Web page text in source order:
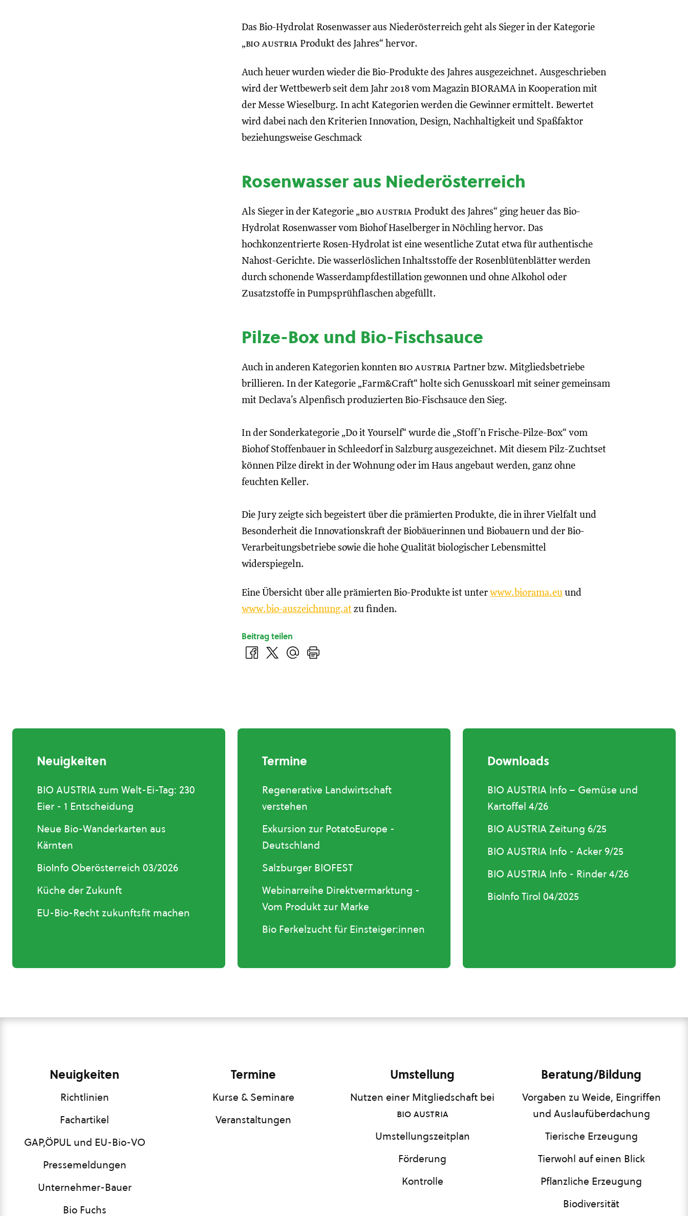
Das Bio-Hydrolat Rosenwasser aus Niederösterreich geht als Sieger in der Kategorie
„bio austria Produkt des Jahres“ hervor.
Auch heuer wurden wieder die Bio-Produkte des Jahres ausgezeichnet. Ausgeschrieben
wird der Wettbewerb seit dem Jahr 2018 vom Magazin BIORAMA in Kooperation mit
der Messe Wieselburg. In acht Kategorien werden die Gewinner ermittelt. Bewertet
wird dabei nach den Kriterien Innovation, Design, Nachhaltigkeit und Spaßfaktor
beziehungsweise Geschmack
Rosenwasser aus Niederösterreich
Als Sieger in der Kategorie „bio austria Produkt des Jahres“ ging heuer das Bio-
Hydrolat Rosenwasser vom Biohof Haselberger in Nöchling hervor. Das
hochkonzentrierte Rosen-Hydrolat ist eine wesentliche Zutat etwa für authentische
Nahost-Gerichte. Die wasserlöslichen Inhaltsstoffe der Rosenblütenblätter werden
durch schonende Wasserdampfdestillation gewonnen und ohne Alkohol oder
Zusatzstoffe in Pumpsprühflaschen abgefüllt.
Pilze-Box und Bio-Fischsauce
Auch in anderen Kategorien konnten bio austria Partner bzw. Mitgliedsbetriebe
brillieren. In der Kategorie „Farm&Craft“ holte sich Genusskoarl mit seiner gemeinsam
mit Declava’s Alpenfisch produzierten Bio-Fischsauce den Sieg.
In der Sonderkategorie „Do it Yourself“ wurde die „Stoff’n Frische-Pilze-Box“ vom
Biohof Stoffenbauer in Schleedorf in Salzburg ausgezeichnet. Mit diesem Pilz-Zuchtset
können Pilze direkt in der Wohnung oder im Haus angebaut werden, ganz ohne
feuchten Keller.
Die Jury zeigte sich begeistert über die prämierten Produkte, die in ihrer Vielfalt und
Besonderheit die Innovationskraft der Biobäuerinnen und Biobauern und der Bio-
Verarbeitungsbetriebe sowie die hohe Qualität biologischer Lebensmittel
widerspiegeln.
Eine Übersicht über alle prämierten Bio-Produkte ist unter www.biorama.eu und
www.bio-auszeichnung.at zu finden.
Beitrag teilen
Neuigkeiten
BIO AUSTRIA zum Welt-Ei-Tag: 230
Eier - 1 Entscheidung
Neue Bio-Wanderkarten aus
Kärnten
BioInfo Oberösterreich 03/2026
Küche der Zukunft
EU-Bio-Recht zukunftsfit machen
Termine
Regenerative Landwirtschaft
verstehen
Exkursion zur PotatoEurope -
Deutschland
Salzburger BIOFEST
Webinarreihe Direktvermarktung -
Vom Produkt zur Marke
Bio Ferkelzucht für Einsteiger:innen
Downloads
BIO AUSTRIA Info – Gemüse und
Kartoffel 4/26
BIO AUSTRIA Zeitung 6/25
BIO AUSTRIA Info - Acker 9/25
BIO AUSTRIA Info - Rinder 4/26
BioInfo Tirol 04/2025
Neuigkeiten
Richtlinien
Fachartikel
GAP,ÖPUL und EU-Bio-VO
Pressemeldungen
Unternehmer-Bauer
Bio Fuchs
Termine
Kurse & Seminare
Veranstaltungen
Umstellung
Nutzen einer Mitgliedschaft bei
bio austria
Umstellungszeitplan
Förderung
Kontrolle
Beratung/Bildung
Vorgaben zu Weide, Eingriffen
und Auslaufüberdachung
Tierische Erzeugung
Tierwohl auf einen Blick
Pflanzliche Erzeugung
Biodiversität